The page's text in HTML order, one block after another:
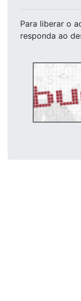
Para liberar o
responda ao